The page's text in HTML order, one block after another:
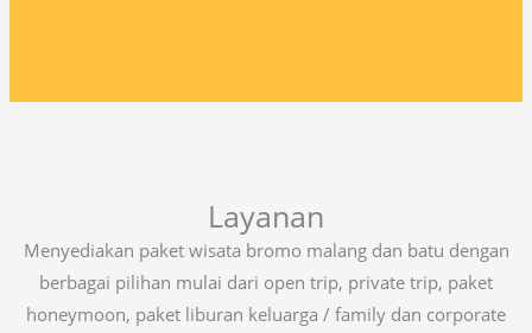
Layanan
Menyediakan paket wisata bromo malang dan batu dengan
berbagai pilihan mulai dari open trip, private trip, paket
honeymoon, paket liburan keluarga / family dan corporate